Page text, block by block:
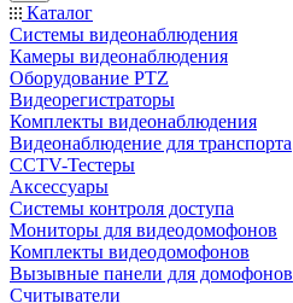
Каталог
Системы видеонаблюдения
Камеры видеонаблюдения
Оборудование PTZ
Видеорегистраторы
Комплекты видеонаблюдения
Видеонаблюдение для транспорта
CCTV-Тестеры
Аксессуары
Системы контроля доступа
Мониторы для видеодомофонов
Комплекты видеодомофонов
Вызывные панели для домофонов
Считыватели